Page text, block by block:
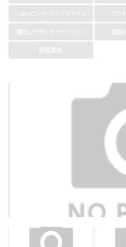
ショッピング・ライフスタイル
アウ
暮らしサポート・デリバリー
建設
冠婚葬祭